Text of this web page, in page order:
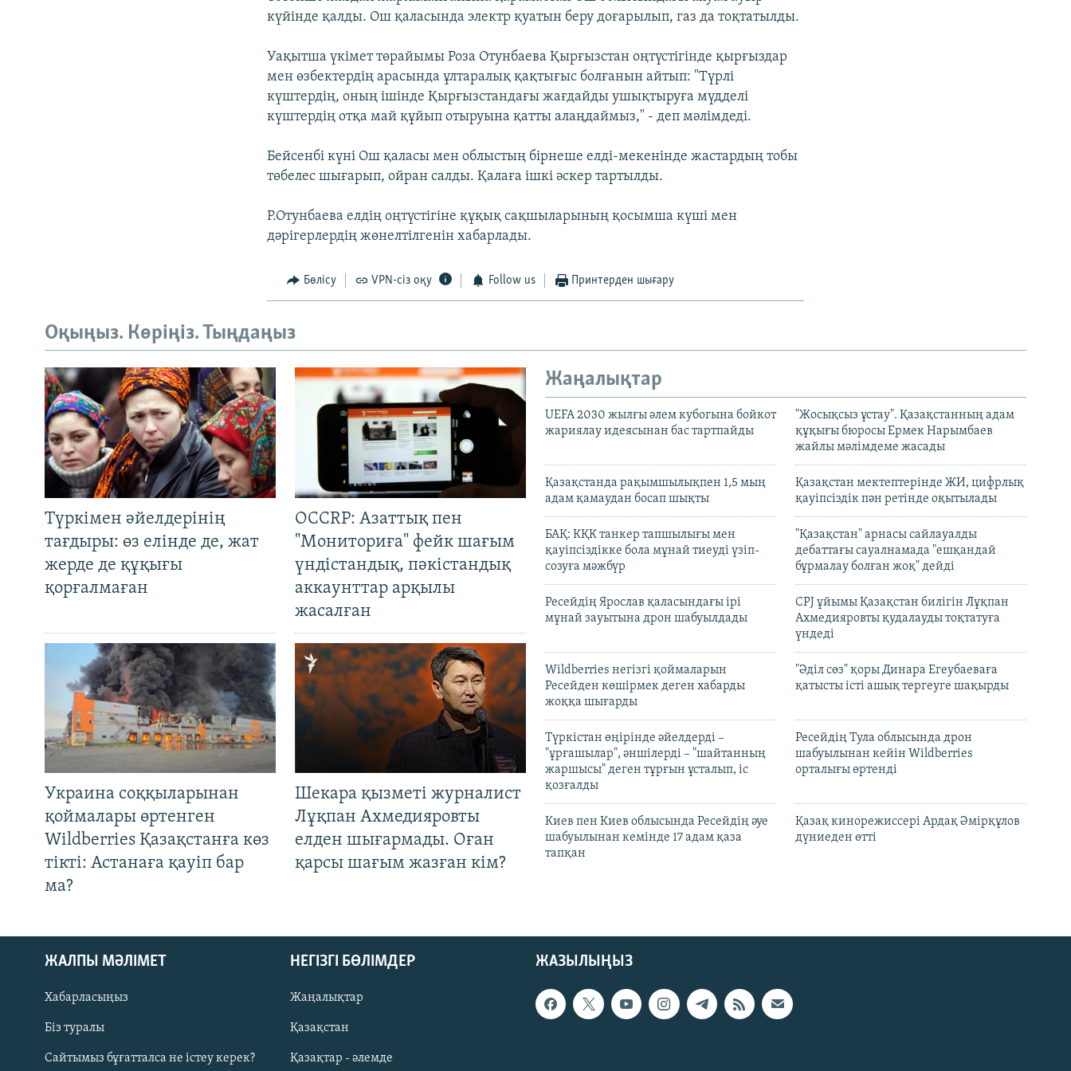
Русский
күйінде қалды. Ош қаласында электр қуатын беру доғарылып, газ да тоқтатылды.
Уақытша үкімет төрайымы Роза Отунбаева Қырғызстан оңтүстігінде қырғыздар
мен өзбектердің арасында ұлтаралық қақтығыс болғанын айтып: "Түрлі
күштердің, оның ішінде Қырғызстандағы жағдайды ушықтыруға мүдделі
күштердің отқа май құйып отыруына қатты алаңдаймыз," - деп мәлімдеді.
Бейсенбі күні Ош қаласы мен облыстың бірнеше елді-мекенінде жастардың тобы
төбелес шығарып, ойран салды. Қалаға ішкі әскер тартылды.
Р.Отунбаева елдің оңтүстігіне құқық сақшыларының қосымша күші мен
дәрігерлердің жөнелтілгенін хабарлады.
Бөлісу VPN-сіз оқу Follow us Принтерден шығару
Оқыңыз. Көріңіз. Тыңдаңыз
Түркімен әйелдерінің
тағдыры: өз елінде де, жат
жерде де құқығы
қорғалмаған
OCCRP: Азаттық пен
"Мониториға" фейк шағым
үндістандық, пәкістандық
аккаунттар арқылы
жасалған
Украина соққыларынан
қоймалары өртенген
Wildberries Қазақстанға көз
тікті: Астанаға қауіп бар
ма?
Шекара қызметі журналист
Лұқпан Ахмедияровты
елден шығармады. Оған
қарсы шағым жазған кім?
Жаңалықтар
UEFA 2030 жылғы әлем кубогына бойкот
жариялау идеясынан бас тартпайды
"Жосықсыз ұстау". Қазақстанның адам
құқығы бюросы Ермек Нарымбаев
жайлы мәлімдеме жасады
Қазақстанда рақымшылықпен 1,5 мың
адам қамаудан босап шықты
Қазақстан мектептерінде ЖИ, цифрлық
қауіпсіздік пән ретінде оқытылады
БАҚ: КҚК танкер тапшылығы мен
қауіпсіздікке бола мұнай тиеуді үзіп-
созуға мәжбүр
"Қазақстан" арнасы сайлауалды
дебаттағы сауалнамада "ешқандай
бұрмалау болған жоқ" дейді
Ресейдің Ярослав қаласындағы ірі
мұнай зауытына дрон шабуылдады
CPJ ұйымы Қазақстан билігін Лұқпан
Ахмедияровты қудалауды тоқтатуға
үндеді
Wildberries негізгі қоймаларын
Ресейден көшірмек деген хабарды
жоққа шығарды
"Әділ сөз" қоры Динара Егеубаеваға
қатысты істі ашық тергеуге шақырды
Түркістан өңірінде әйелдерді –
"ұрғашылар", әншілерді – "шайтанның
жаршысы" деген тұрғын ұсталып, іс
қозғалды
Ресейдің Тула облысында дрон
шабуылынан кейін Wildberries
орталығы өртенді
Киев пен Киев облысында Ресейдің әуе
шабуылынан кемінде 17 адам қаза
тапқан
Қазақ кинорежиссері Ардақ Әмірқұлов
дүниеден өтті
ЖАЗЫЛЫҢЫЗ
ЖАЛПЫ МӘЛІМЕТ
Хабарласыңыз
Біз туралы
Сайтымыз бұғатталса не істеу керек?
НЕГІЗГІ БӨЛІМДЕР
Жаңалықтар
Қазақстан
Қазақтар - әлемде